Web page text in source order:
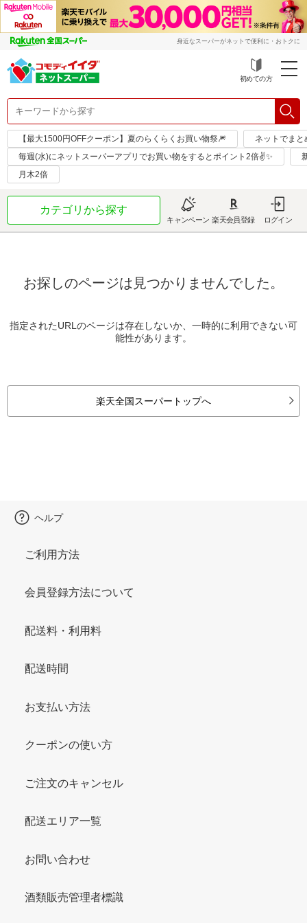
身近なスーパーがネットで便利に・おトクに
初めての方
【最大1500円OFFクーポン】夏のらくらくお買い物祭🎆
ネットでまと
毎週(水)にネットスーパーアプリでお買い物をするとポイント2倍✌✨
月木2倍
カテゴリから探す
キャンペーン 楽天会員登録 ログイン
お探しのページは見つかりませんでした。
指定されたURLのページは存在しないか、一時的に利用できない可
能性があります。
楽天全国スーパートップへ
ヘルプ
ご利用方法
会員登録方法について
配送料・利用料
配送時間
お支払い方法
クーポンの使い方
ご注文のキャンセル
配送エリア一覧
お問い合わせ
酒類販売管理者標識